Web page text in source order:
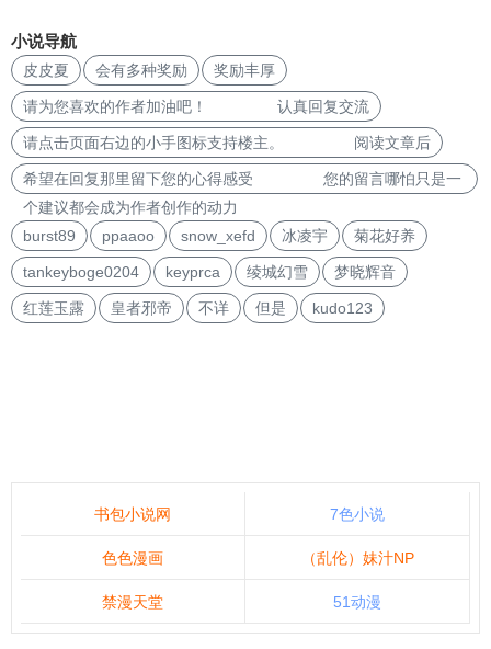
小说导航
皮皮夏 会有多种奖励 奖励丰厚
请为您喜欢的作者加油吧！ 认真回复交流
请点击页面右边的小手图标支持楼主。 阅读文章后
希望在回复那里留下您的心得感受 您的留言哪怕只是一
个建议都会成为作者创作的动力
burst89
ppaaoo snow_xefd 冰凌宇 菊花好养
tankeyboge0204 keyprca 绫城幻雪 梦晓辉音
红莲玉露 皇者邪帝 不详 但是 kudo123
书包小说网 7色小说
色色漫画 （乱伦）妹汁NP
禁漫天堂 51动漫